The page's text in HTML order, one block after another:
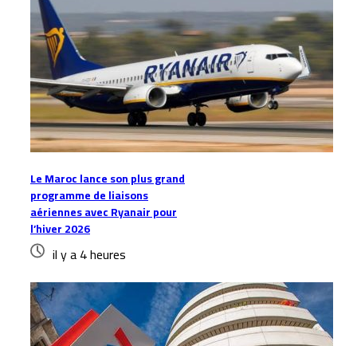
Le Maroc lance son plus grand
programme de liaisons
aériennes avec Ryanair pour
l’hiver 2026
il y a 4 heures